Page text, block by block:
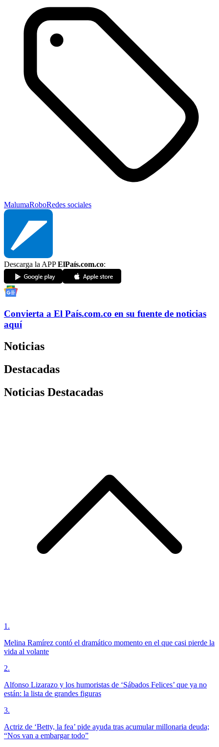
MalumaRoboRedes sociales
Descarga la APPElPaís.com.co:
Convierta a El País.com.co en su fuente de noticias
aquí
Noticias
Destacadas
Noticias Destacadas
1 .
Melina Ramírez contó el dramático momento en el que casi pierde la
vida al volante
2.
Alfonso Lizarazo y los humoristas de ‘Sábados Felices’ que ya no
están: la lista de grandes figuras
3.
Actriz de ‘Betty, la fea’ pide ayuda tras acumular millonaria deuda;
“Nos van a embargar todo”